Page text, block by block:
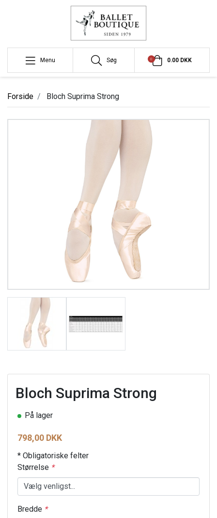
Menu Søg 0 0.00 DKK
Forside Bloch Suprima Strong
Bloch Suprima Strong
På lager
798,00 DKK
* Obligatoriske felter
Størrelse *
Bredde *